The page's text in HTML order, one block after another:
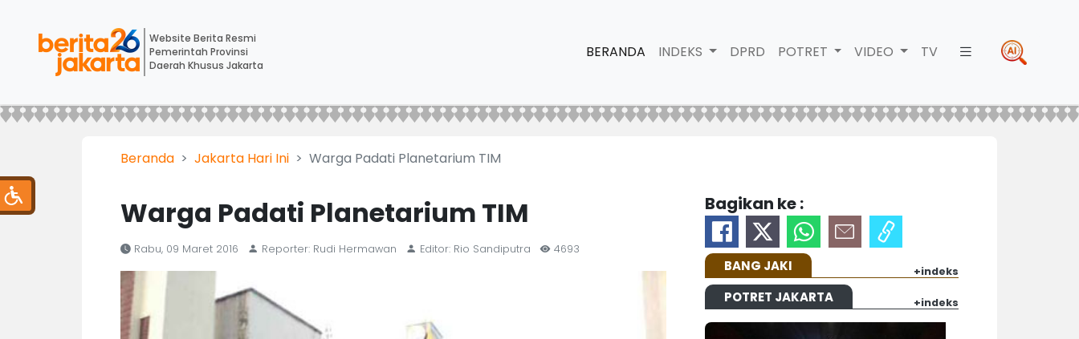
Website Berita Resmi
Pemerintah Provinsi
Daerah Khusus Jakarta
BERANDA INDEKS DPRD POTRET VIDEO TV
Beranda Jakarta Hari Ini Warga Padati Planetarium TIM
Warga Padati Planetarium TIM
Rabu, 09 Maret 2016 Reporter: Rudi Hermawan Editor: Rio Sandiputra 4693
Bagikan ke :
BANG JAKI +indeks
POTRET JAKARTA +indeks